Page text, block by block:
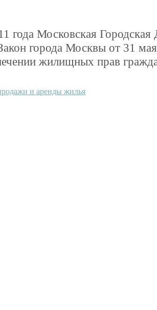
года Московская
города Москвы от 31
жилищных прав
и аренды жилья